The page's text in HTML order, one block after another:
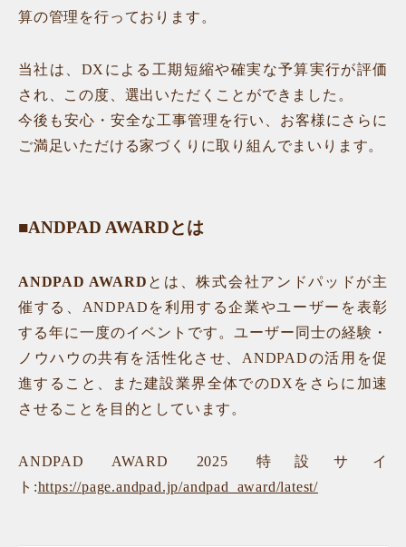
算の管理を行っております。
当社は、DXによる工期短縮や確実な予算実行が評価
され、この度、選出いただくことができました。
今後も安心・安全な工事管理を行い、お客様にさらに
ご満足いただける家づくりに取り組んでまいります。
■ANDPAD AWARDとは
ANDPAD AWARD とは、株式会社アンドパッドが主
催する、ANDPADを利用する企業やユーザーを表彰
する年に一度のイベントです。ユーザー同士の経験・
ノウハウの共有を活性化させ、ANDPADの活用を促
進すること、また建設業界全体でのDXをさらに加速
させることを目的としています。
ANDPAD AWARD 2025 特設サイ
ト:https://page.andpad.jp/andpad_award/latest/